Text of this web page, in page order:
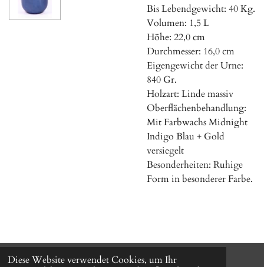
Diese Website verwendet Cookies, um Ihr
Bis Lebendgewicht: 40 Kg.
Volumen: 1,5 L
Höhe: 22,0 cm
Durchmesser: 16,0 cm
Eigengewicht der Urne:
840 Gr.
Holzart: Linde massiv
Oberflächenbehandlung:
Mit Farbwachs Midnight
Indigo Blau + Gold
versiegelt
Besonderheiten: Ruhige
Form in besonderer Farbe.